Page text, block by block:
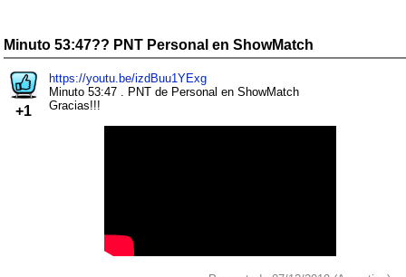
Minuto 53:47?? PNT Personal en ShowMatch
+1
https://youtu.be/izdBuu1YExg
Minuto 53:47 . PNT de Personal en ShowMatch
Gracias!!!